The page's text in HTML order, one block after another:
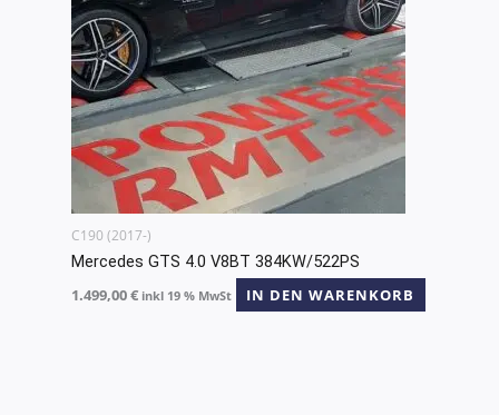
C190 (2017-)
Mercedes GTS 4.0 V8BT 384KW/522PS
1.499,00€ inkl 19 % MwSt IN DEN WARENKORB